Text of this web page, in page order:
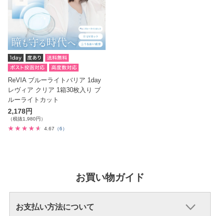
ReVIA ブルーライトバリア 1day
レヴィア クリア 1箱30枚入り ブ
ルーライトカット
2,178円
（税抜1,980円）
4.67 （6）
お買い物ガイド
お支払い方法について